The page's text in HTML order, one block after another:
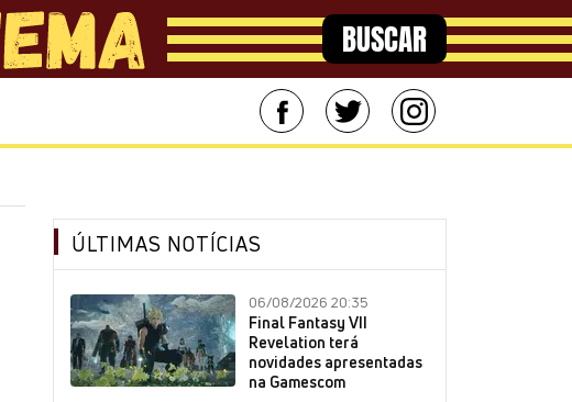
BUSCAR
ÚLTIMAS NOTÍCIAS
06/08/2026 20:35
Final Fantasy VII
Revelation terá
novidades apresentadas
na Gamescom